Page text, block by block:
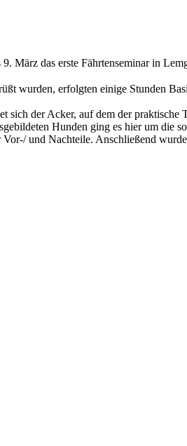
März das erste Fährtenseminar in
wurden, erfolgten einige Stunden
sich der Acker, auf dem der praktische
Hunden ging es hier um die
und Nachteile. Anschließend